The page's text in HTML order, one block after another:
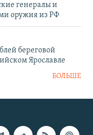
генералы и
оружия из РФ
береговой
Ярославле
БОЛЬШЕ